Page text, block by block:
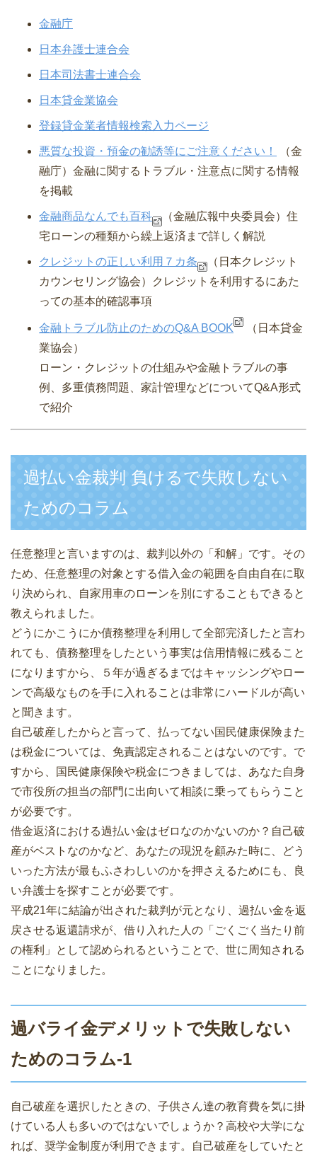
金融庁
日本弁護士連合会
日本司法書士連合会
日本貸金業協会
登録貸金業者情報検索入力ページ
悪質な投資・預金の勧誘等にご注意ください！
（金
融庁）⾦融に関するトラブル・注意点に関する情報
を掲載
金融商品なんでも百科 （金融広報中央委員会） 住
宅ローンの種類から繰上返済まで詳しく解説
クレジットの正しい利用７カ条
（日本クレジット
カウンセリング協会）
クレジットを利用するにあた
っての基本的確認事項
金融トラブル防止のためのQ&A BOOK
（日本貸金
業協会）
ローン・クレジットの仕組みや金融トラブルの事
例、多重債務問題、家計管理などについてQ&A形式
で紹介
過払い金裁判 負けるで失敗しない
ためのコラム
任意整理と言いますのは、裁判以外の「和解」です。その
ため、任意整理の対象とする借入金の範囲を自由自在に取
り決められ、自家用車のローンを別にすることもできると
教えられました。
どうにかこうにか債務整理を利用して全部完済したと言わ
れても、債務整理をしたという事実は信用情報に残ること
になりますから、５年が過ぎるまではキャッシングやロー
ンで高級なものを手に入れることは非常にハードルが高い
と聞きます。
自己破産したからと言って、払ってない国民健康保険また
は税金については、免責認定されることはないのです。で
すから、国民健康保険や税金につきましては、あなた自身
で市役所の担当の部門に出向いて相談に乗ってもらうこと
が必要です。
借金返済における過払い金はゼロなのかないのか？自己破
産がベストなのかなど、あなたの現況を顧みた時に、どう
いった方法が最もふさわしいのかを押さえるためにも、良
い弁護士を探すことが必要です。
平成21年に結論が出された裁判が元となり、過払い金を返
戻させる返還請求が、借り入れた人の「ごくごく当たり前
の権利」として認められるということで、世に周知される
ことになりました。
過バライ金デメリットで失敗しない
ためのコラム-1
自己破産を選択したときの、子供さん達の教育費を気に掛
けている人も多いのではないでしょうか？高校や大学にな
れば、奨学金制度が利用できます。自己破産をしていたと